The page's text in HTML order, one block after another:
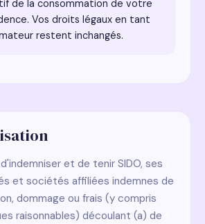
de la consommation de votre
Vos droits légaux en tant
restent inchangés.
et de tenir SIDO, ses
et sociétés affiliées indemnes de
dommage ou frais (y compris
raisonnables) découlant (a) de